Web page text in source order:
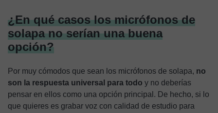
¿En qué casos los micrófonos de
solapa no serían una buena
opción?
Por muy cómodos que sean los micrófonos de solapa, no
son la respuesta universal para todo y no deberías
pensar en ellos como una opción principal. De hecho, si lo
que quieres es grabar voz con calidad de estudio para